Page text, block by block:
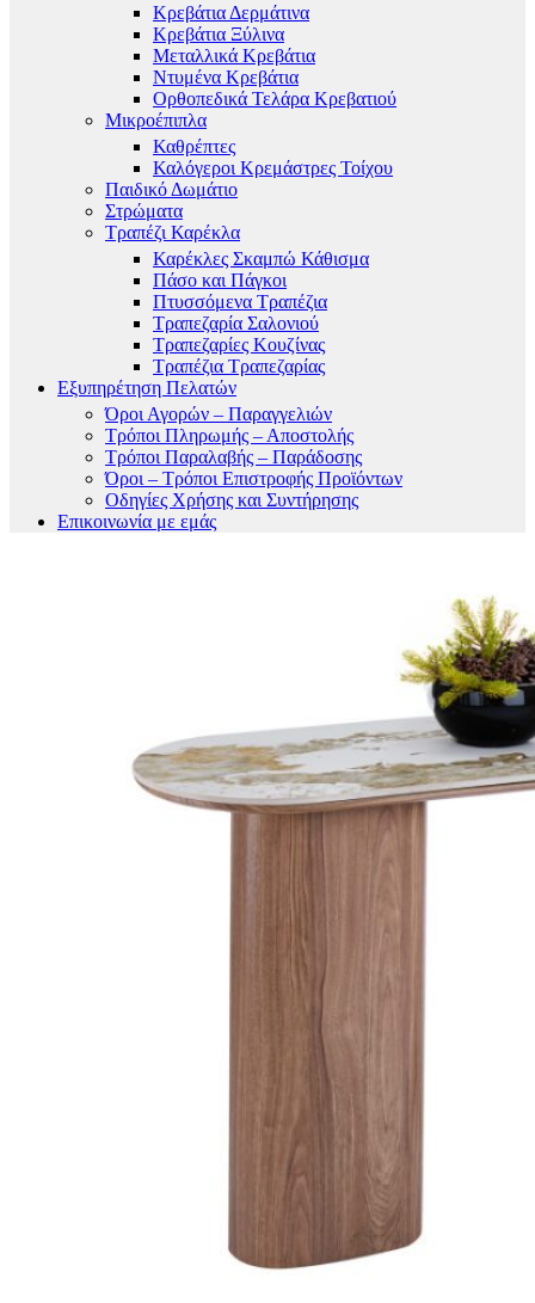
Κρεβάτια Δερμάτινα
Κρεβάτια Ξύλινα
Μεταλλικά Κρεβάτια
Ντυμένα Κρεβάτια
Ορθοπεδικά Τελάρα Κρεβατιού
Μικροέπιπλα
Καθρέπτες
Καλόγεροι Κρεμάστρες Τοίχου
Παιδικό Δωμάτιο
Στρώματα
Τραπέζι Καρέκλα
Καρέκλες Σκαμπώ Κάθισμα
Πάσο και Πάγκοι
Πτυσσόμενα Τραπέζια
Τραπεζαρία Σαλονιού
Τραπεζαρίες Κουζίνας
Τραπέζια Τραπεζαρίας
Εξυπηρέτηση Πελατών
Όροι Αγορών – Παραγγελιών
Τρόποι Πληρωμής – Αποστολής
Τρόποι Παραλαβής – Παράδοσης
Όροι – Τρόποι Επιστροφής Προϊόντων
Οδηγίες Χρήσης και Συντήρησης
Επικοινωνία με εμάς